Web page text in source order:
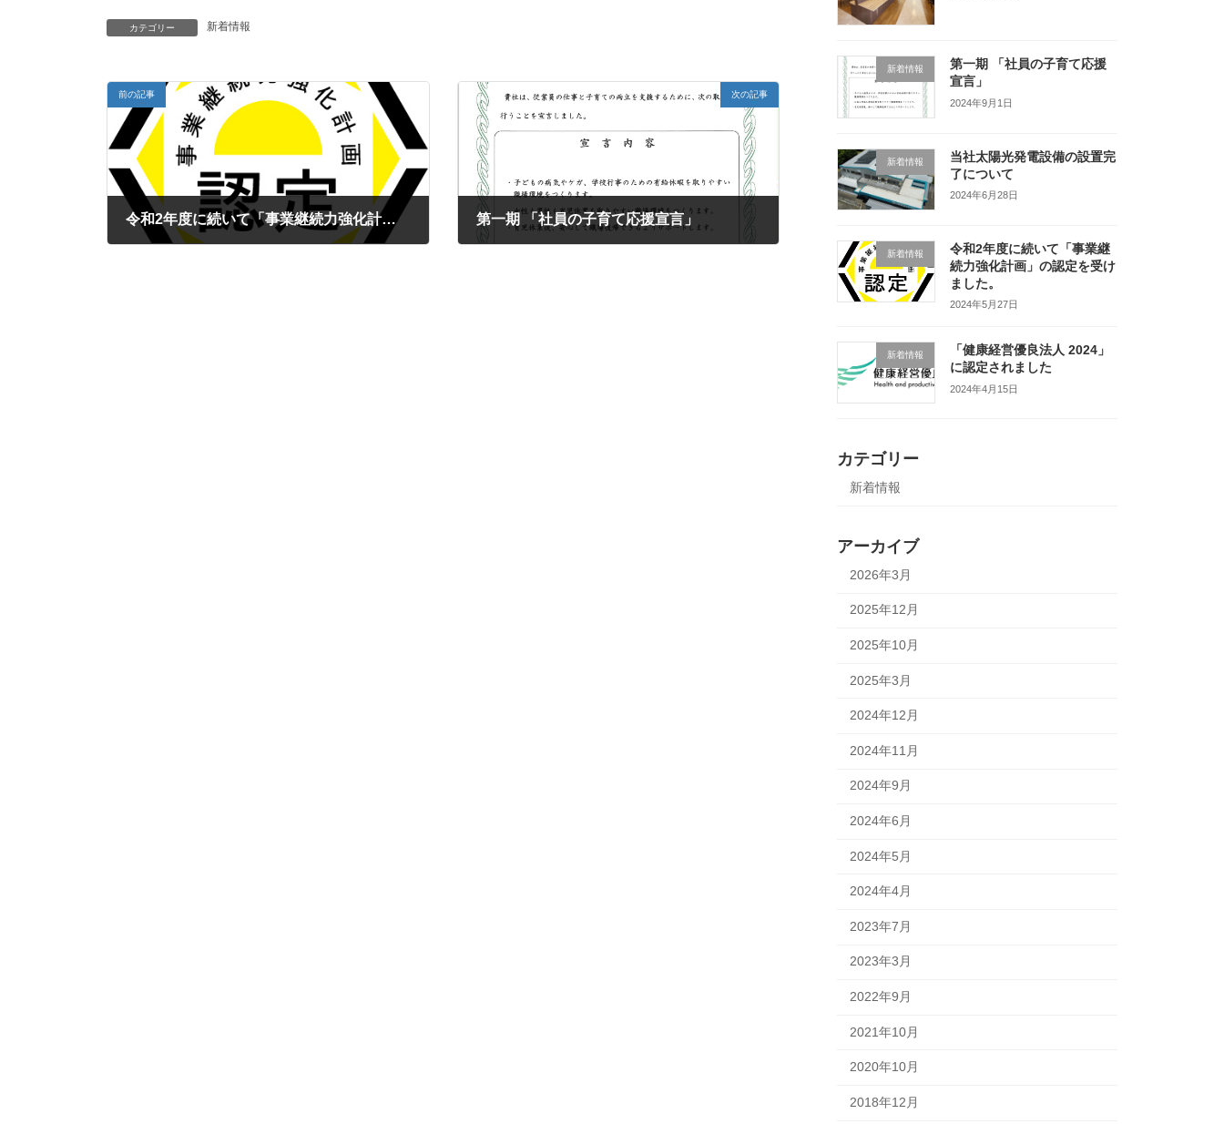
カテゴリー 新着情報
前の記事
令和2年度に続いて「事業継続力強化計画」の認定を受けました。
次の記事
第一期 「社員の子育て応援宣言」
新着情報
第一期 「社員の子育て応援
宣言」
2024年9月1日
新着情報
当社太陽光発電設備の設置完
了について
2024年6月28日
新着情報
令和2年度に続いて「事業継
続力強化計画」の認定を受け
ました。
2024年5月27日
新着情報
「健康経営優良法人 2024」
に認定されました
2024年4月15日
カテゴリー
新着情報
アーカイブ
2026年3月
2025年12月
2025年10月
2025年3月
2024年12月
2024年11月
2024年9月
2024年6月
2024年5月
2024年4月
2023年7月
2023年3月
2022年9月
2021年10月
2020年10月
2018年12月